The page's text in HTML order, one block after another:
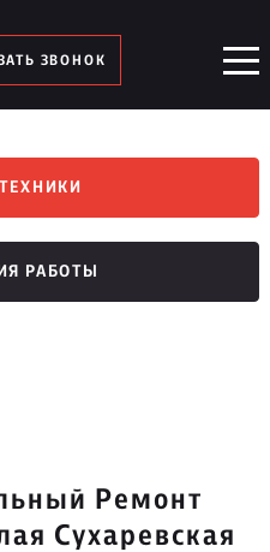
ЗВОНОК
РАБОТЫ
Ремонт
Сухаревская